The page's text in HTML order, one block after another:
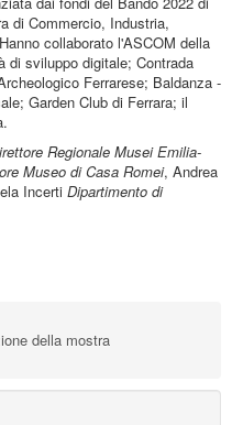
di Commercio, Industria,
collaborato l'ASCOM della
di sviluppo digitale; Contrada
Ferrarese; Baldanza -
Garden Club di Ferrara; il
Regionale Musei Emilia-
Museo di Casa Romei, Andrea
Incerti Dipartimento di
della mostra